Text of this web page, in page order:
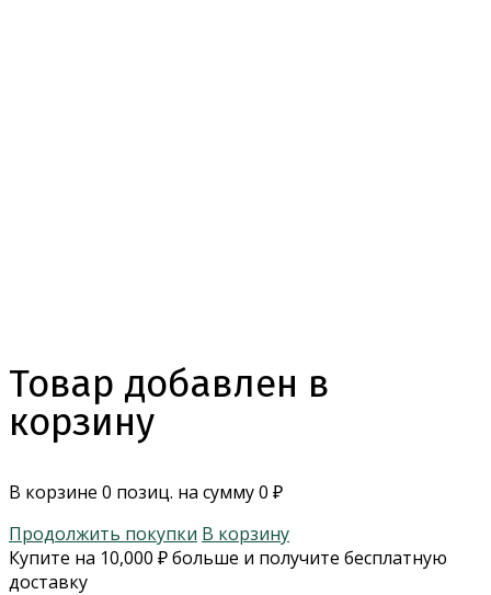
Товар добавлен в
корзину
В корзине 0 позиц. на сумму0 ₽
Продолжить покупки В корзину
Купите на 10,000 ₽больше и получите бесплатную
доставку